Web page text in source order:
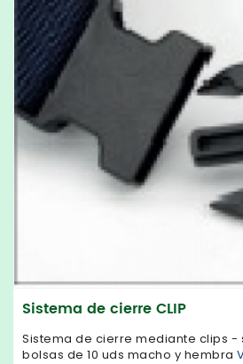
Sistema de cierre CLIP
Sistema de cierre mediante clips -
bolsas de 10 uds macho y hembra